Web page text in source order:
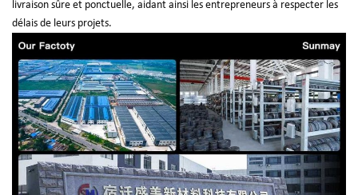
livraison sûre et ponctuelle, aidant ainsi les entrepreneurs à respecter les
délais de leurs projets.